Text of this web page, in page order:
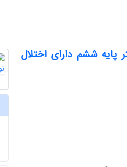
ششم دارای اختلال